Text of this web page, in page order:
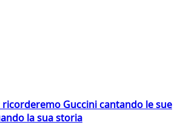
Guccini cantando le sue
la sua storia